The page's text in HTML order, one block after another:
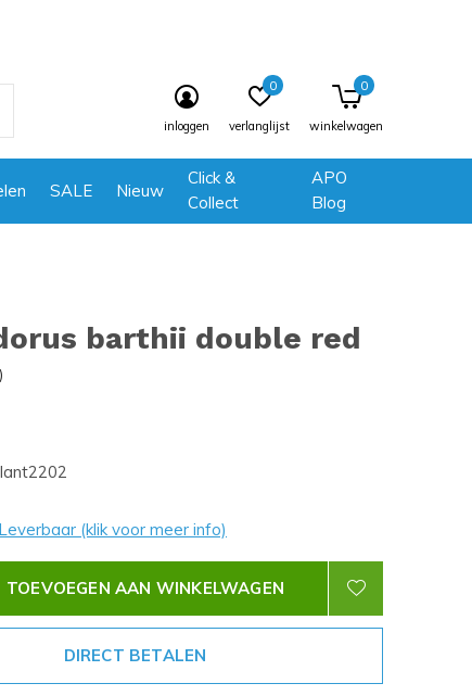
SALE Nieuw
Click &
Collect
APO
Blog
inloggen verlanglijst
0
winkelwagen
0
barthii double red
Leverbaar (klik voor meer info)
TOEVOEGEN AAN WINKELWAGEN
DIRECT BETALEN